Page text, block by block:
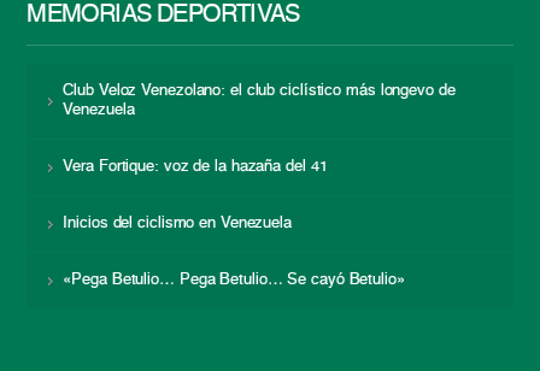
MEMORIAS DEPORTIVAS
Club Veloz Venezolano: el club ciclístico más longevo de
Venezuela
Vera Fortique: voz de la hazaña del 41
Inicios del ciclismo en Venezuela
«Pega Betulio… Pega Betulio… Se cayó Betulio»